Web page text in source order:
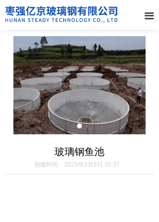
끀
玻璃钢鱼池
创建时间： 2025年3月6日 15:37